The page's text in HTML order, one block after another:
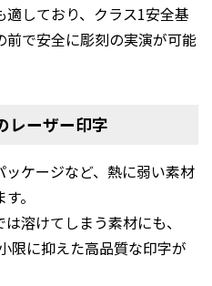
しており、クラス1安全基
で安全に彫刻の実演が可能
レーザー印字
ケージなど、熱に弱い素材
。
溶けてしまう素材にも、
限に抑えた高品質な印字が